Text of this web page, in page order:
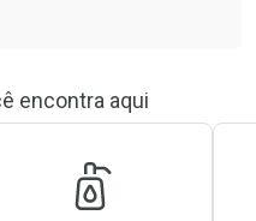
encontra aqui